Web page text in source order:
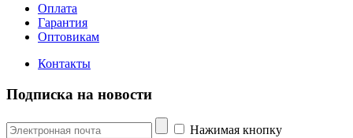
Оплата
Гарантия
Оптовикам
Контакты
Подписка на новости
Нажимая кнопку